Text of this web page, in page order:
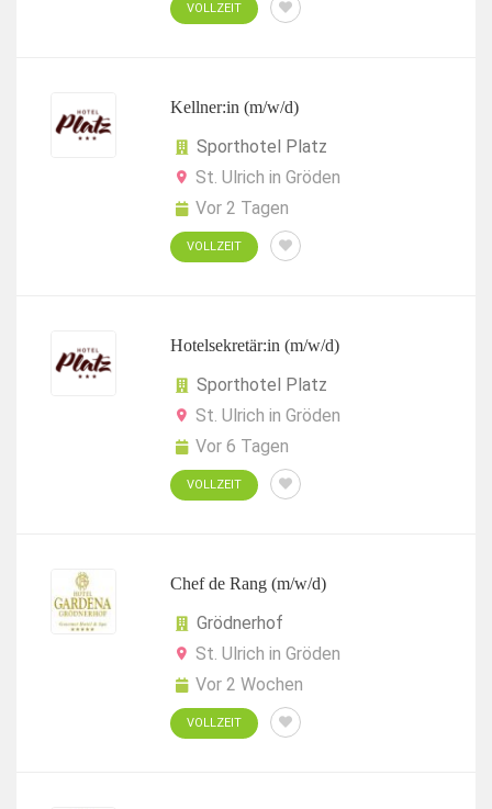
VOLLZEIT
Kellner:in (m/w/d)
Sporthotel Platz
St. Ulrich in Gröden
Vor 2 Tagen
VOLLZEIT
Hotelsekretär:in (m/w/d)
Sporthotel Platz
St. Ulrich in Gröden
Vor 6 Tagen
VOLLZEIT
Chef de Rang (m/w/d)
Grödnerhof
St. Ulrich in Gröden
Vor 2 Wochen
VOLLZEIT